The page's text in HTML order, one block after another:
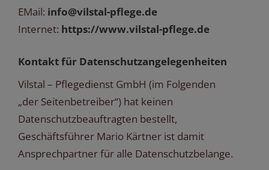
EMail: info@vilstal-pflege.de
Internet: https://www.vilstal-pflege.de
Kontakt für Datenschutzangelegenheiten
Vilstal – Pflegedienst GmbH (im Folgenden
„der Seitenbetreiber“) hat keinen
Datenschutzbeauftragten bestellt,
Geschäftsführer Mario Kärtner ist damit
Ansprechpartner für alle Datenschutzbelange.